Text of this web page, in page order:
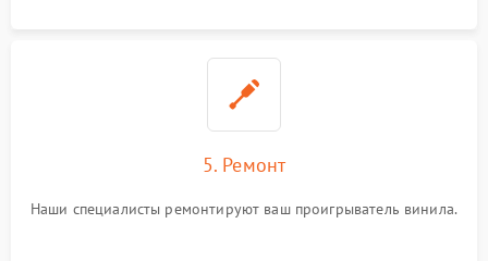
5. Ремонт
Наши специалисты ремонтируют ваш проигрыватель винила.